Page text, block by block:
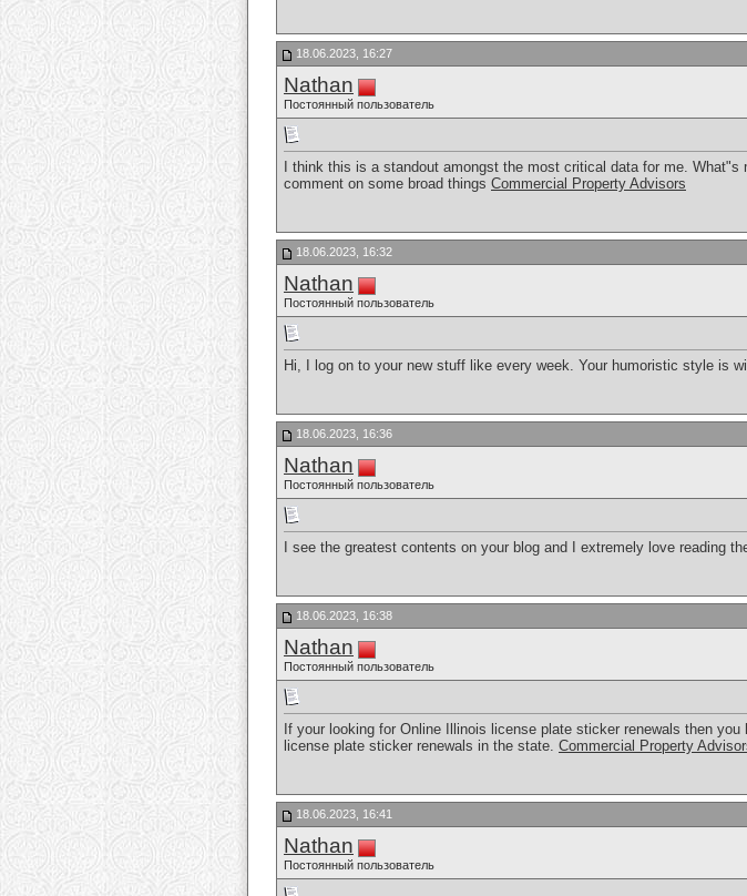
18.06.2023, 16:27
Nathan
Постоянный пользователь
I think this is a standout amongst the most critical data for me.
comment on some broad things Commercial Property Advisors
18.06.2023, 16:32
Nathan
Постоянный пользователь
Hi, I log on to your new stuff like every week. Your humoristic style is
18.06.2023, 16:36
Nathan
Постоянный пользователь
I see the greatest contents on your blog and I extremely love reading
18.06.2023, 16:38
Nathan
Постоянный пользователь
If your looking for Online Illinois license plate sticker renewals then
license plate sticker renewals in the state. Commercial Property
18.06.2023, 16:41
Nathan
Постоянный пользователь